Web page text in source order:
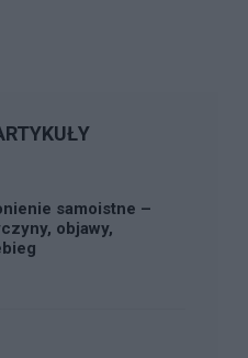
samoistne –
objawy,